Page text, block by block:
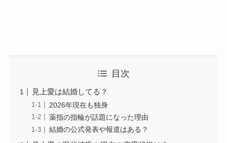
目次
見上愛は結婚してる？
2026年現在も独身
薬指の指輪が話題になった理由
結婚の公式発表や報道はある？